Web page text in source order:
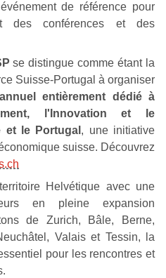
de référence pour
des conférences et des
se distingue comme étant la
Suisse-Portugal à organiser
entièrement dédié à
l'Innovation et le
et le Portugal , une initiative
suisse. Découvrez
Helvétique avec une
en pleine expansion
de Zurich, Bâle, Berne,
Valais et Tessin, la
pour les rencontres et